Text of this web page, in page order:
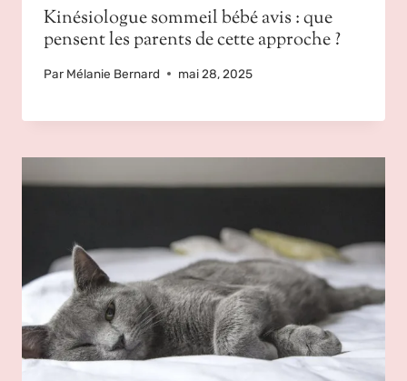
Kinésiologue sommeil bébé avis : que
pensent les parents de cette approche ?
Par Mélanie Bernard mai 28, 2025